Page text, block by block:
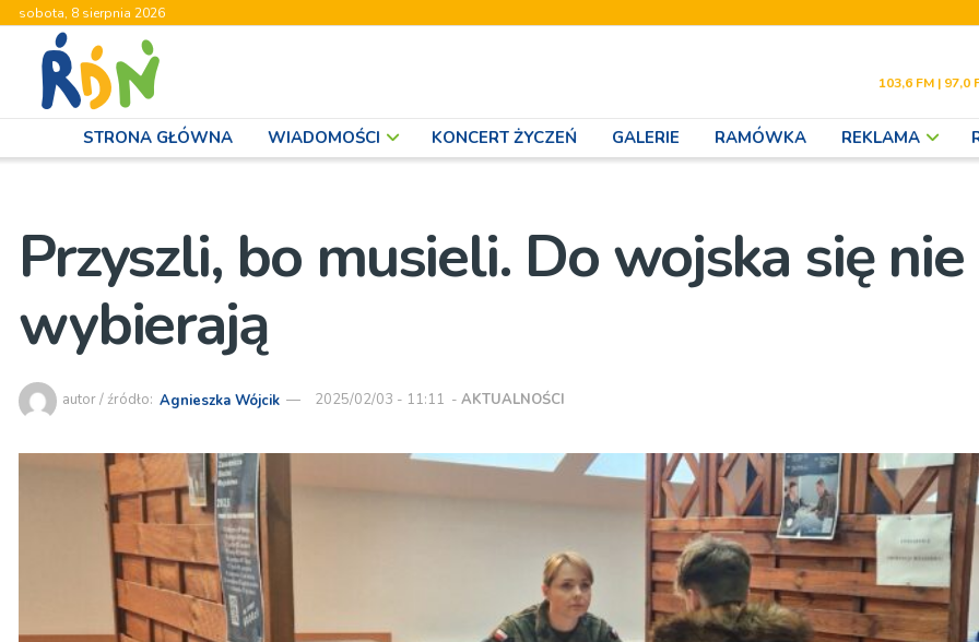
sobota, 8 sierpnia 2026
103,6 FM | 97,0
STRONA GŁÓWNA WIADOMOŚCI KONCERT ŻYCZEŃ GALERIE RAMÓWKA REKLAMA
Przyszli, bo musieli. Do wojska się nie
wybierają
autor / źródło: Agnieszka Wójcik 2025/02/03 - 11:11 - AKTUALNOŚCI